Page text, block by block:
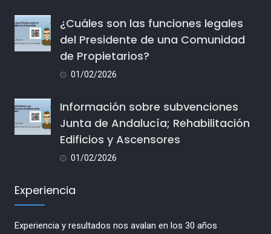
¿Cuáles son las funciones legales
del Presidente de una Comunidad
de Propietarios?
01/02/2026
Información sobre subvenciones
Junta de Andalucía; Rehabilitación
Edificios y Ascensores
01/02/2026
Experiencia
Experiencia y resultados nos avalan en los 30 años